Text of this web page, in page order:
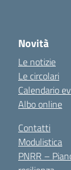
Novità
Le notizie
Le circolari
Calendario
Albo online
Contatti
Modulistica
PNRR –